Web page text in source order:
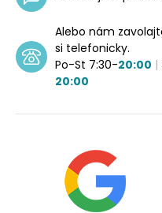
Alebo nám
si telefonicky.
Po-St 7:30-20:00 |
20:00